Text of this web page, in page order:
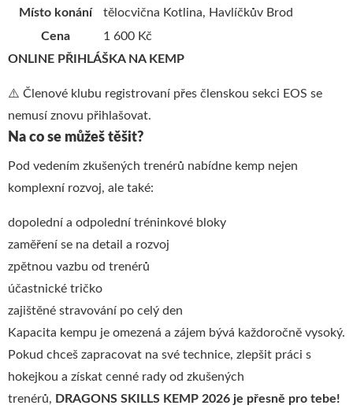
Místo konání
tělocvična Kotlina, Havlíčkův Brod
Cena
1 600 Kč
ONLINE PŘIHLÁŠKA NA KEMP
⚠️ Členové klubu registrovaní přes členskou sekci EOS se
nemusí znovu přihlašovat.
Na co se můžeš těšit?
Pod vedením zkušených trenérů nabídne kemp nejen
komplexní rozvoj, ale také:
dopolední a odpolední tréninkové bloky
zaměření se na detail a rozvoj
zpětnou vazbu od trenérů
účastnické tričko
zajištěné stravování po celý den
Kapacita kempu je omezená a zájem bývá každoročně vysoký.
Pokud chceš zapracovat na své technice, zlepšit práci s
hokejkou a získat cenné rady od zkušených
trenérů, DRAGONS SKILLS KEMP 2026 je přesně pro tebe!